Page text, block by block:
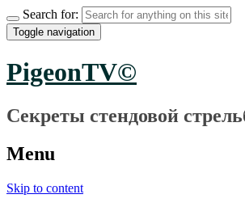
Search for:
Toggle navigation
PigeonTV©
Секреты стендовой
Menu
Skip to content